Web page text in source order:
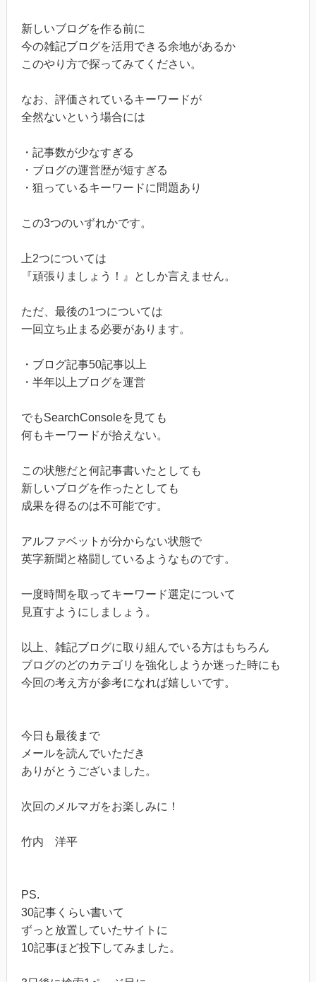
新しいブログを作る前に
今の雑記ブログを活用できる余地があるか
このやり方で探ってみてください。
なお、評価されているキーワードが
全然ないという場合には
・記事数が少なすぎる
・ブログの運営歴が短すぎる
・狙っているキーワードに問題あり
この3つのいずれかです。
上2つについては
『頑張りましょう！』としか言えません。
ただ、最後の1つについては
一回立ち止まる必要があります。
・ブログ記事50記事以上
・半年以上ブログを運営
でもSearchConsoleを見ても
何もキーワードが拾えない。
この状態だと何記事書いたとしても
新しいブログを作ったとしても
成果を得るのは不可能です。
アルファベットが分からない状態で
英字新聞と格闘しているようなものです。
一度時間を取ってキーワード選定について
見直すようにしましょう。
以上、雑記ブログに取り組んでいる方はもちろん
ブログのどのカテゴリを強化しようか迷った時にも
今回の考え方が参考になれば嬉しいです。
今日も最後まで
メールを読んでいただき
ありがとうございました。
次回のメルマガをお楽しみに！
竹内 洋平
PS.
30記事くらい書いて
ずっと放置していたサイトに
10記事ほど投下してみました。